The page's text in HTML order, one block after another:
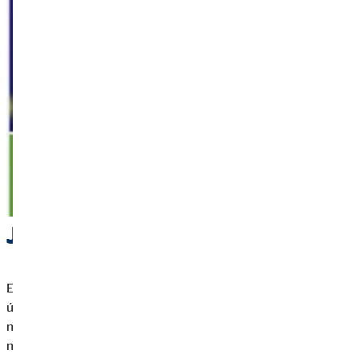
Jak se bránit
Existuje několik úrovní boje s phishingem: na uživatelské
úrovni zejména osvěta a dodržování bezpečnostních pravidel,
na softwarové úrovni je možné používat specializované
nástroje, které phishingové útoky umožňují detekovat a